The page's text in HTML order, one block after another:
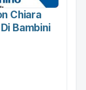
Chiara
Bambini